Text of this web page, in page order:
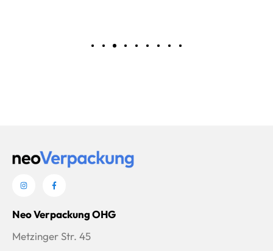
Neo Verpackung OHG
Metzinger Str. 45